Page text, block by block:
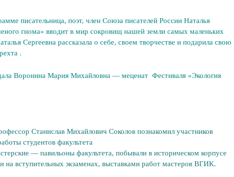
писательница, поэт, член Союза писателей России Наталья
гнома» вводит в мир сокровищ нашей земли самых маленьких
Сергеевна рассказала о себе, своем творчестве и подарила свою
.
Воронина Мария Михайловна — меценат Фестиваля «Экология
Станислав Михайлович Соколов познакомил участников
студентов факультета
— павильоны факультета, побывали в историческом корпусе
на вступительных экзаменах, выставками работ мастеров ВГИК.